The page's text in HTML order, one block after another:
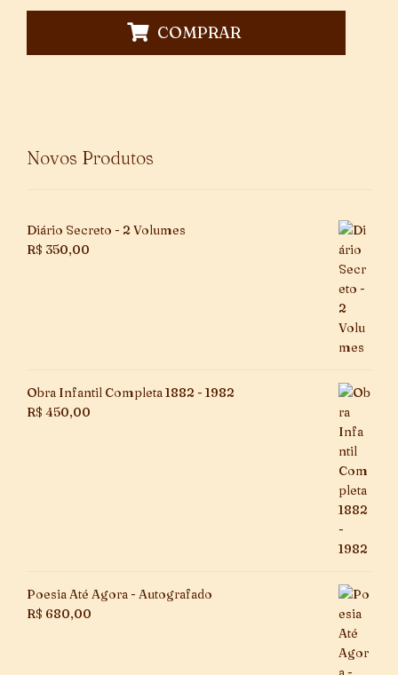
COMPRAR
Novos Produtos
Diário Secreto - 2 Volumes
R$ 350,00
Obra Infantil Completa 1882 - 1982
R$ 450,00
Poesia Até Agora - Autografado
R$ 680,00